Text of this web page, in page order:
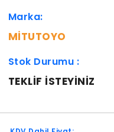
Marka:
MITUTOYO
Stok Durumu :
TEKLIF ISTEYINIZ